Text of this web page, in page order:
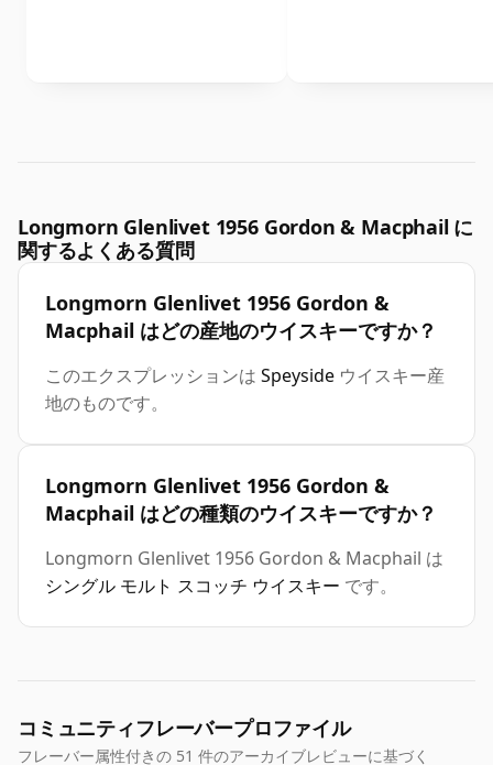
Longmorn Glenlivet 1956 Gordon & Macphail に
関するよくある質問
Longmorn Glenlivet 1956 Gordon &
Macphail はどの産地のウイスキーですか？
このエクスプレッションは Speyside ウイスキー産
地のものです。
Longmorn Glenlivet 1956 Gordon &
Macphail はどの種類のウイスキーですか？
Longmorn Glenlivet 1956 Gordon & Macphail は
シングル モルト スコッチ ウイスキー です。
コミュニティフレーバープロファイル
フレーバー属性付きの 51 件のアーカイブレビューに基づく